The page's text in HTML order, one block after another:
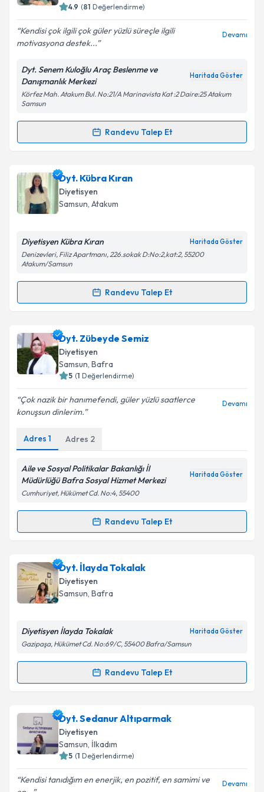
bilgilendireceğiz.
E-posta Adresiniz
Kişisel verilerimin işlenmesine ilişkin
Metni'ni okudum ve kişisel verilerimin belirtilen
Takvim Talebini Gönder
4.9 (81 Değerlendirme)
Kendisi çok ilgili çok güler yüzlü süreçle ilgili
motivasyona destek...
Devamı
Dyt. Senem Kuloğlu Araç Beslenme ve
Danışmanlık Merkezi
Haritada Göster
Körfez Mah. Atakum Bul. No:21/A Marinavista Kat :2 Daire:25 Atakum
Samsun
Randevu Talep Et
Randevu Takvimi Talebi
Dyt. Senem Kuloğluiçin randevu takvimi talebi
oluşturun. Size bu uzmandan randevu almanız için bir
takvim hazırlandığında e-posta ile bilgilendireceğiz.
Kişisel verilerimin işlenmesine ilişkinAydınlatma
'ni okudum ve kişisel verilerimin belirtilen
kapsamda işlenmesini kabul ediyorum.
Takvim Talebini Gönder
Dyt. Kübra Kıran
Diyetisyen
Samsun, Atakum
Diyetisyen Kübra Kıran Haritada Göster
Denizevleri, Filiz Apartmanı, 226.sokak D:No:2,kat:2, 55200
Atakum/Samsun
Randevu Talep Et
Randevu Takvimi Talebi
Dyt. Kübra Kıraniçin randevu takvimi talebi
oluşturun. Size bu uzmandan randevu almanız için bir
takvim hazırlandığında e-posta ile bilgilendireceğiz.
Kişisel verilerimin işlenmesine ilişkin
Metni'ni okudum ve kişisel verilerimin belirtilen
kapsamda işlenmesini kabul ediyorum.
Dyt. Zübeyde Semiz
Diyetisyen
Samsun, Bafra
5 (1 Değerlendirme)
Çok nazik bir hanımefendi, güler yüzlü saatlerce
konuşsun dinlerim.
Devamı
Adres 1 Adres 2
Aile ve Sosyal Politikalar Bakanlığı İl
Müdürlüğü Bafra Sosyal Hizmet Merkezi
Haritada Göster
Cumhuriyet, Hükümet Cd. No:4, 55400
Randevu Talep Et
Randevu Takvimi Talebi
Dyt. Zübeyde Semiziçin randevu takvimi talebi
oluşturun. Size bu uzmandan randevu almanız için bir
takvim hazırlandığında e-posta ile bilgilendireceğiz.
Kişisel verilerimin işlenmesine ilişkin
Metni'ni okudum ve kişisel verilerimin belirtilen
Takvim Talebini Gönder
Dyt. İlayda Tokalak
Diyetisyen
Samsun, Bafra
Diyetisyen İlayda Tokalak Haritada Göster
Gazipaşa, Hükümet Cd. No:69/C, 55400 Bafra/Samsun
Randevu Talep Et
Randevu Takvimi Talebi
Dyt. İlayda Tokalak için randevu takvimi talebi
oluşturun. Size bu uzmandan randevu almanız için bir
takvim hazırlandığında e-posta ile bilgilendireceğiz.
Dyt. Sedanur Altıparmak
Diyetisyen
Samsun, İlkadım
5 (1 Değerlendirme)
Kendisi tanıdığım en enerjik, en pozitif, en samimi ve
Devamı